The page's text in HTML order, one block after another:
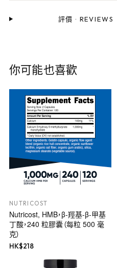
評價 · REVIEWS
你可能也喜歡
NUTRICOST
Nutricost, HMB，β-羥基-β-甲基
丁酸，240 粒膠囊（每粒 500 毫
克）
HK$218